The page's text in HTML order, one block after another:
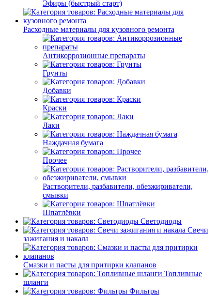
Эфиры (быстрый старт)
Расходные материалы для кузовного ремонта
Антикоррозионные препараты
Грунты
Добавки
Краски
Лаки
Наждачная бумага
Прочее
Растворители, разбавители, обезжириватели,
смывки
Шпатлёвки
Светодиоды
Свечи
зажигания и накала
Смазки и пасты для притирки клапанов
Топливные
шланги
Фильтры